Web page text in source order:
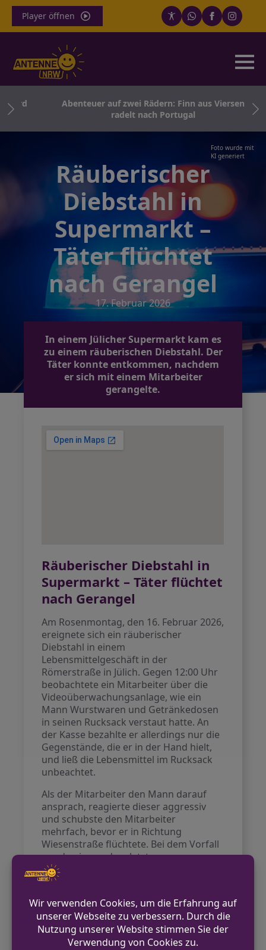
Player öffnen
Abenteuer auf zwei Rädern: Finn aus Viersen
radelt nach Portugal
Foto wurde mit
KI generiert
Räuberischer
Diebstahl in
Supermarkt –
Täter flüchtet
nach Gerangel
17. Februar 2026
In einem Jülicher Supermarkt kam es
zu einem räuberischen Diebstahl. Der
Täter konnte entkommen, nachdem
er sich mit einem Mitarbeiter
gerangelte.
Räuberischer Diebstahl in
Supermarkt – Täter flüchtet
nach Gerangel
Am Rosenmontag, den 16. Februar 2026,
ereignete sich ein räuberischer
Diebstahl in einem
Lebensmittelgeschäft in der
Römerstraße in Jülich. Gegen 12:00 Uhr
beobachtete ein Mitarbeiter über die
Videoüberwachungsanlage, wie ein
Mann Wurstwaren und Getränkedosen
in seinen Rucksack verstaut hatte. An
der Kasse bezahlte er allerdings nur die
Gegenstände, die er in der Hand hielt,
und ließ die Lebensmittel im Rucksack
unbeachtet.
Als der Mitarbeiter den Mann darauf
ansprach, reagierte dieser aggressiv
und schubste den Mitarbeiter
mehrfach, bevor er in Richtung
Wiesenstraße flüchtete. Bei dem Vorfall
wurde niemand verletzt.
Der flüchtige Täter wurde wie folgt
hat einen kurzen Bart, trägt eine grüne
Mütze und graue Jogginghose und
hatte einen Rucksack dabei.